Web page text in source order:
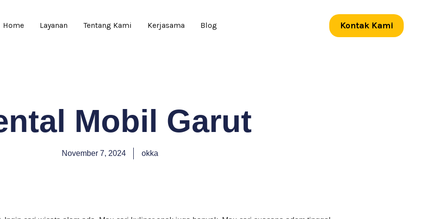
Home Layanan Tentang Kami Kerjasama Blog Kontak Kami
Mobil Garut
November 7, 2024 okka